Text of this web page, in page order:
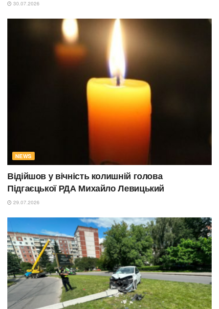
30.07.2026
NEWS
Відійшов у вічність колишній голова
Підгаєцької РДА Михайло Левицький
29.07.2026